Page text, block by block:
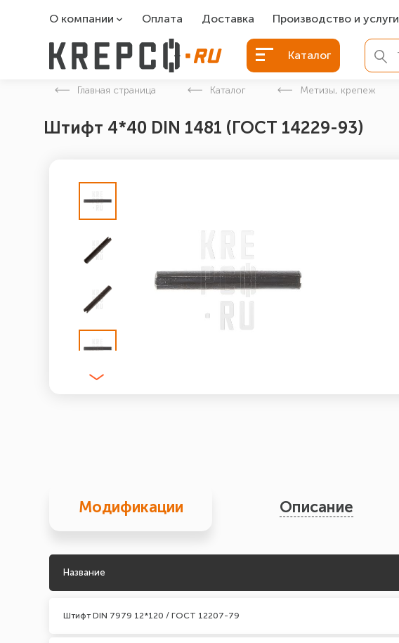
О компании
О компании
Оплата Доставка Производство и услуги
Болты БСР
Болты для фундамента
Закладные детали
Каталог
Главная страница Каталог Метизы, крепеж
Штифт 4*40 DIN 1481 (ГОСТ 14229-93)
Модификации Описание
Название
Штифт DIN 7979 12*120 / ГОСТ 12207-79